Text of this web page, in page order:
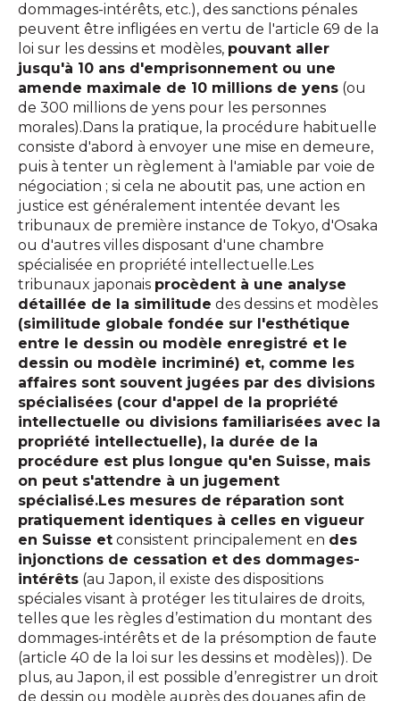
dommages-intérêts, etc.), des sanctions pénales
peuvent être infligées en vertu de l'article 69 de la
loi sur les dessins et modèles, pouvant aller
jusqu'à 10 ans d'emprisonnement ou une
amende maximale de 10 millions de yens (ou
de 300 millions de yens pour les personnes
morales).Dans la pratique, la procédure habituelle
consiste d'abord à envoyer une mise en demeure,
puis à tenter un règlement à l'amiable par voie de
négociation ; si cela ne aboutit pas, une action en
justice est généralement intentée devant les
tribunaux de première instance de Tokyo, d'Osaka
ou d'autres villes disposant d'une chambre
spécialisée en propriété intellectuelle.Les
tribunaux japonais procèdent à une analyse
détaillée de la similitude des dessins et modèles
(similitude globale fondée sur l'esthétique
entre le dessin ou modèle enregistré et le
dessin ou modèle incriminé) et, comme les
affaires sont souvent jugées par des divisions
spécialisées (cour d'appel de la propriété
intellectuelle ou divisions familiarisées avec la
propriété intellectuelle), la durée de la
procédure est plus longue qu'en Suisse, mais
on peut s'attendre à un jugement
spécialisé.Les mesures de réparation sont
pratiquement identiques à celles en vigueur
en Suisse et consistent principalement en des
injonctions de cessation et des dommages-
intérêts (au Japon, il existe des dispositions
spéciales visant à protéger les titulaires de droits,
telles que les règles d’estimation du montant des
dommages-intérêts et de la présomption de faute
(article 40 de la loi sur les dessins et modèles)). De
plus, au Japon, il est possible d’enregistrer un droit
de dessin ou modèle auprès des douanes afin de